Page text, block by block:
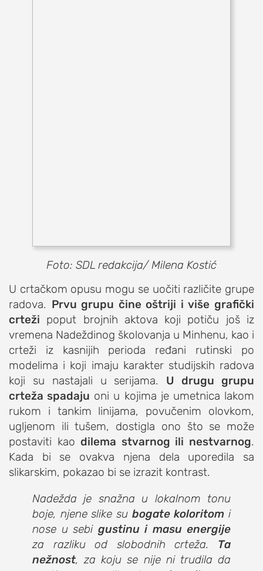
Foto: SDL redakcija/ Milena Kostić
U crtačkom opusu mogu se uočiti različite grupe
radova. Prvu grupu čine oštriji i više grafički
crteži poput brojnih aktova koji potiču još iz
vremena Nadeždinog školovanja u Minhenu, kao i
crteži iz kasnijih perioda ređani rutinski po
modelima i koji imaju karakter studijskih radova
koji su nastajali u serijama. U drugu grupu
crteža spadaju oni u kojima je umetnica lakom
rukom i tankim linijama, povučenim olovkom,
ugljenom ili tušem, dostigla ono što se može
postaviti kao dilema stvarnog ili nestvarnog.
Kada bi se ovakva njena dela uporedila sa
slikarskim, pokazao bi se izrazit kontrast.
Nadežda je snažna u lokalnom tonu
boje, njene slike su bogate koloritom i
nose u sebi gustinu i masu energije
za razliku od slobodnih crteža. Ta
nežnost, za koju se nije ni trudila da